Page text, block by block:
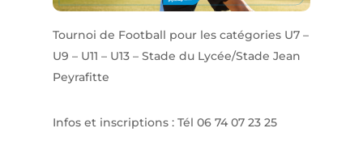
Tournoi de Football pour les catégories U7 –
U9 – U11 – U13 – Stade du Lycée/Stade Jean
Peyrafitte
Infos et inscriptions : Tél 06 74 07 23 25